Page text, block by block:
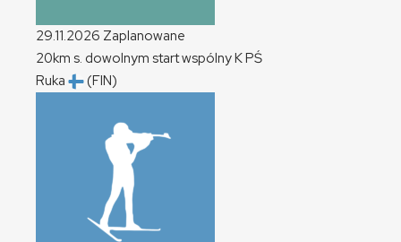
29.11.2026 Zaplanowane
20km s. dowolnym start wspólnyKPŚ
Ruka
(FIN)